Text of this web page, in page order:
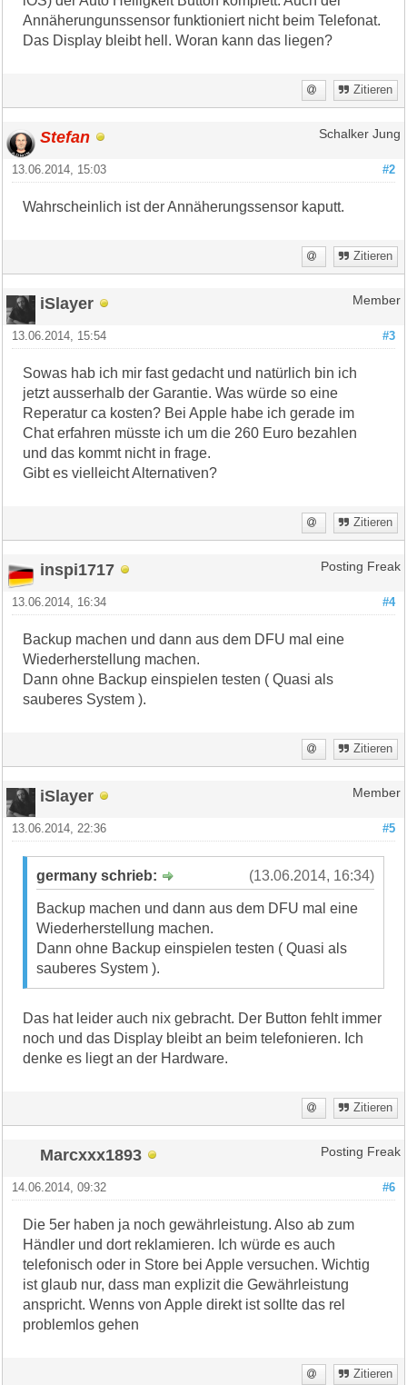
Annäherungunssensor funktioniert nicht beim Telefonat.
Das Display bleibt hell. Woran kann das liegen?
Zitieren
Stefan Schalker Jung
#2
13.06.2014, 15:03
Wahrscheinlich ist der Annäherungssensor kaputt.
Zitieren
iSlayer Member
#3
13.06.2014, 15:54
Sowas hab ich mir fast gedacht und natürlich bin ich
jetzt ausserhalb der Garantie. Was würde so eine
Reperatur ca kosten? Bei Apple habe ich gerade im
Chat erfahren müsste ich um die 260 Euro bezahlen
und das kommt nicht in frage.
Gibt es vielleicht Alternativen?
Zitieren
inspi1717 Posting Freak
#4
13.06.2014, 16:34
Backup machen und dann aus dem DFU mal eine
Wiederherstellung machen.
Dann ohne Backup einspielen testen ( Quasi als
sauberes System ).
Zitieren
iSlayer Member
#5
13.06.2014, 22:36
(13.06.2014, 16:34)
germany schrieb:
Backup machen und dann aus dem DFU mal eine
Wiederherstellung machen.
Dann ohne Backup einspielen testen ( Quasi als
sauberes System ).
Das hat leider auch nix gebracht. Der Button fehlt immer
noch und das Display bleibt an beim telefonieren. Ich
denke es liegt an der Hardware.
Zitieren
Marcxxx1893 Posting Freak
#6
14.06.2014, 09:32
Die 5er haben ja noch gewährleistung. Also ab zum
Händler und dort reklamieren. Ich würde es auch
telefonisch oder in Store bei Apple versuchen. Wichtig
ist glaub nur, dass man explizit die Gewährleistung
anspricht. Wenns von Apple direkt ist sollte das rel
problemlos gehen
Zitieren